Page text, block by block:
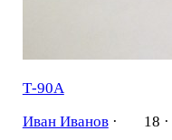
Т-90A
Иван Иванов· 18 ·